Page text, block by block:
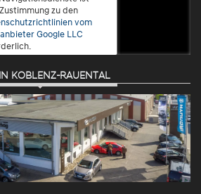
zu den
vom
Google LLC
Zustimmen
und
aktivieren
KOBLENZ-RAUENTAL